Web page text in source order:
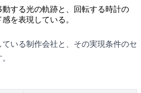
いる制作会社と、その実現条件のセ